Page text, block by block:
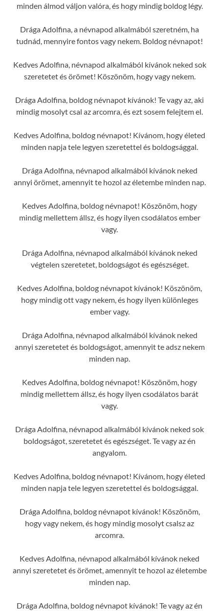
minden álmod váljon valóra, és hogy mindig boldog légy.
Drága Adolfina, a névnapod alkalmából szeretném, ha
tudnád, mennyire fontos vagy nekem. Boldog névnapot!
Kedves Adolfina, névnapod alkalmából kívánok neked sok
szeretetet és örömet! Köszönöm, hogy vagy nekem.
Drága Adolfina, boldog névnapot kívánok! Te vagy az, aki
mindig mosolyt csal az arcomra, és ezt sosem felejtem el.
Kedves Adolfina, boldog névnapot! Kívánom, hogy életed
minden napja tele legyen szeretettel és boldogsággal.
Drága Adolfina, névnapod alkalmából kívánok neked
annyi örömet, amennyit te hozol az életembe minden nap.
Kedves Adolfina, boldog névnapot! Köszönöm, hogy
mindig mellettem állsz, és hogy ilyen csodálatos ember
vagy.
Drága Adolfina, névnapod alkalmából kívánok neked
végtelen szeretetet, boldogságot és egészséget.
Kedves Adolfina, boldog névnapot kívánok! Köszönöm,
hogy mindig ott vagy nekem, és hogy ilyen különleges
ember vagy.
Drága Adolfina, névnapod alkalmából kívánok neked
annyi szeretetet és boldogságot, amennyit te adsz nekem
minden nap.
Kedves Adolfina, boldog névnapot! Köszönöm, hogy
mindig mellettem állsz, és hogy ilyen csodálatos barát
vagy.
Drága Adolfina, névnapod alkalmából kívánok neked sok
boldogságot, szeretetet és egészséget. Te vagy az én
angyalom.
Kedves Adolfina, boldog névnapot! Kívánom, hogy életed
minden napja tele legyen szeretettel és boldogsággal.
Drága Adolfina, boldog névnapot kívánok! Köszönöm,
hogy vagy nekem, és hogy mindig mosolyt csalsz az
arcomra.
Kedves Adolfina, névnapod alkalmából kívánok neked
annyi szeretetet és örömet, amennyit te hozol az életembe
minden nap.
Drága Adolfina, boldog névnapot kívánok! Te vagy az én